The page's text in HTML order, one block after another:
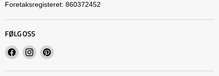
Foretaksregisteret: 860372452
FØLG OSS
Finn
oss
på
Finn
oss
på
Finn
på